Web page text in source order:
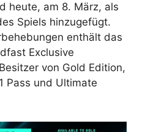
heute, am 8. März, als
Spiels hinzugefügt.
enthält das
Exclusive
von Gold Edition,
Pass und Ultimate